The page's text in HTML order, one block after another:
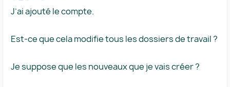
J’ai ajouté le compte.
Est-ce que cela modifie tous les dossiers de travail ?
Je suppose que les nouveaux que je vais créer ?